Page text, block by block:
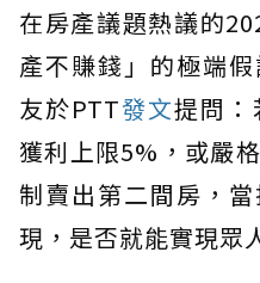
在房產議題熱議的
產不賺錢」的極端
友於PTT發文提問：
獲利上限5%，或嚴
制賣出第二間房，
現，是否就能實現眾